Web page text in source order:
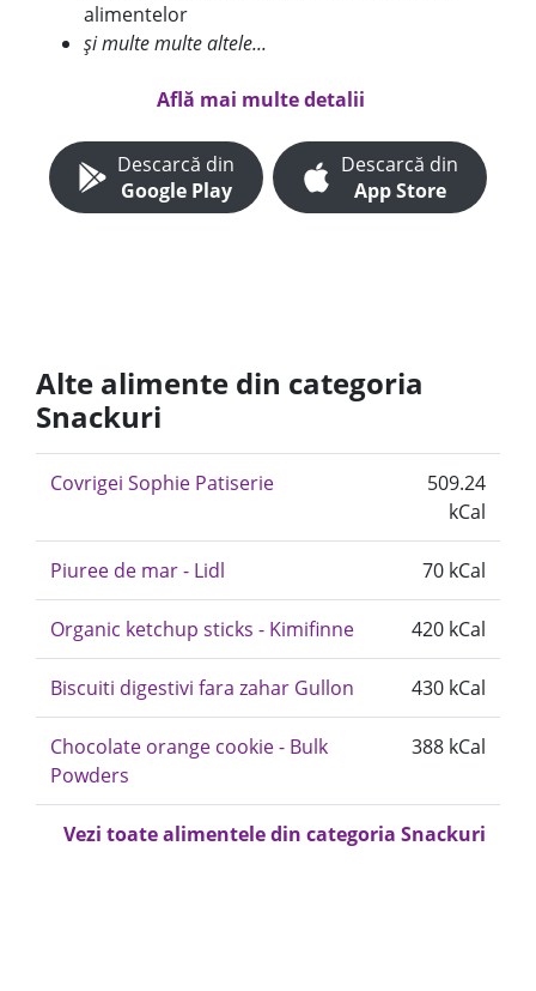
alimentelor
și multe multe altele...
Află mai multe detalii
Descarcă din
Google Play
Descarcă din
App Store
Alte alimente din categoria
Snackuri
Covrigei Sophie Patiserie
509.24
kCal
Piuree de mar - Lidl 70 kCal
Organic ketchup sticks - Kimifinne 420 kCal
Biscuiti digestivi fara zahar Gullon 430 kCal
Chocolate orange cookie - Bulk
Powders
388 kCal
Vezi toate alimentele din categoria Snackuri